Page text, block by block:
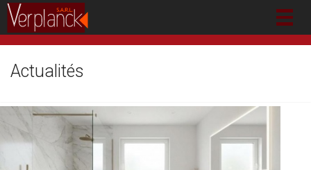
Actualités